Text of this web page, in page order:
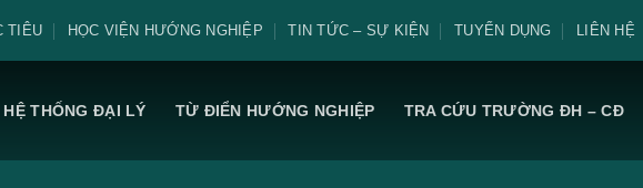
TIÊU HỌC VIỆN HƯỚNG NGHIỆP TIN TỨC – SỰ KIỆN TUYỂN DỤNG LIÊN HỆ
HỆ THỐNG ĐẠI LÝ TỪ ĐIỂN HƯỚNG NGHIỆP TRA CỨU TRƯỜNG ĐH – CĐ